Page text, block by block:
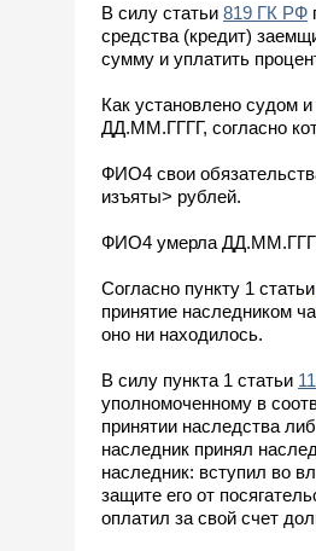
В силу статьи 819 ГК РФ
средства (кредит)
сумму и уплатить
Как установлено судом
ДД.ММ.ГГГГ, согласно
ФИО4 свои
изъяты> рублей.
ФИО4 умерла
Согласно пункту 1 статьи
принятие наследником
оно ни находилось.
В силу пункта 1 статьи
уполномоченному в
принятии наследства
наследник принял
наследник: вступил во
защите его от
оплатил за свой счет